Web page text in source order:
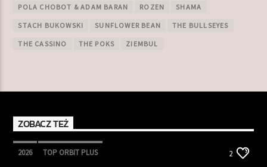
POLA CHOBOT & ADAM BARAN ROZEN SHAMA
STACH BUKOWSKI SUNFLOWER BEAN THE BULLSEYES
THE CASSINO THE POKS ZIEMBUL
ZOBACZ TEŻ
2026 TOP ORBIT PLUS 2